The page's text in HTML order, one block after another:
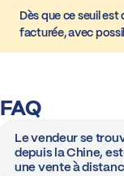
Dès que ce seuil
facturée, avec
FAQ
Le vendeur se
depuis la Chine,
une vente à